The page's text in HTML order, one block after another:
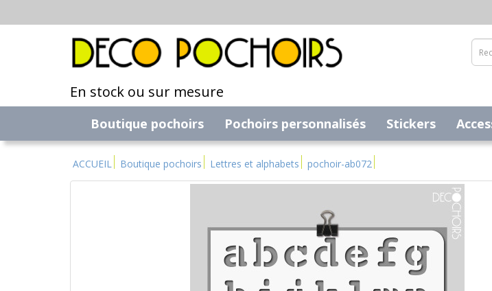
En stock ou sur mesure
Boutique pochoirs Pochoirs personnalisés Stickers
ACCUEIL Boutique pochoirs Lettres et alphabets pochoir-ab072